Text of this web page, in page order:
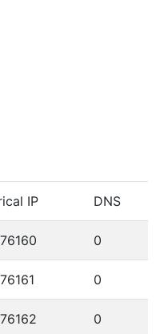
IP DNS
0
0
0